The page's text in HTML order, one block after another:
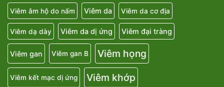
Viêm âm hộ do nấm Viêm da Viêm da cơ địa
Viêm dạ dày Viêm da dị ứng Viêm đại tràng
Viêm gan Viêm gan B Viêm họng
Viêm kết mạc dị ứng Viêm khớp